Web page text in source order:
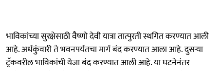
भाविकांच्या सुरक्षेसाठी वैष्णो देवी यात्रा तात्पुरती स्थगित करण्यात आली
आहे. अर्धकुंवारी ते भवनपर्यंतचा मार्ग बंद करण्यात आला आहे. दुसऱ्या
ट्रॅकवरील भाविकांची येजा बंद करण्यात आली आहे. या घटनेनंतर